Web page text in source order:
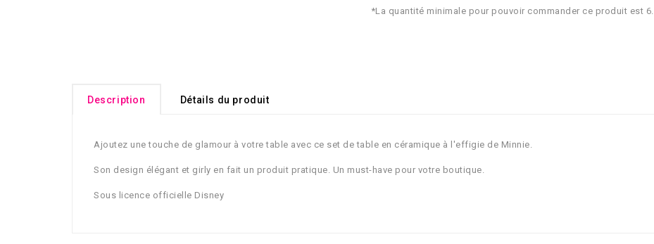
*La quantité minimale pour pouvoir commander ce produit est 6.
Description Détails du produit
Ajoutez une touche de glamour à votre table avec ce set de table en céramique à l'effigie de Minnie.
Son design élégant et girly en fait un produit pratique. Un must-have pour votre boutique.
Sous licence officielle Disney